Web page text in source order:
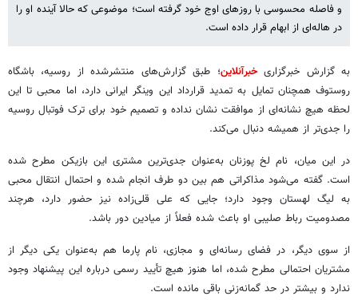
و فاصله محسوسی با روزهای اوج خود گرفته است؛ موضوعی که حالا آینده او را
در هاله‌ای از ابهام قرار داده است.
به گزارش خبرگزاریخبرآنلاین؛ طبق گزارش‌های منتشرشده از روسیه، باشگاه
روستوف همچنان تمایل به تمدید قرارداد این وینگر ایرانی دارد، اما محبی تا این
لحظه هیچ نشانه‌ای از موافقت نشان نداده و تصمیم خود برای ترک فوتبال روسیه
را جدی‌تر از همیشه دنبال می‌کند.
در این میان، نام لخ پوزنان به‌عنوان جدی‌ترین مشتری این بازیکن مطرح شده
است. گفته می‌شود مذاکراتی هم بین دو طرف انجام شده و احتمال انتقال محبی
به لیگ لهستان وجود دارد؛ جایی که علی قلی‌زاده نیز حضور دارد، هرچند
مصدومیت رباط صلیبی او باعث شده فعلاً از میادین دور باشد.
از سوی دیگر، در فضای رسانه‌ای و مجازی، نام پارما هم به‌عنوان یکی دیگر از
مشتریان احتمالی مطرح شده، اما هنوز هیچ تأیید رسمی درباره این پیشنهاد وجود
ندارد و بیشتر در حد گمانه‌زنی باقی مانده است.